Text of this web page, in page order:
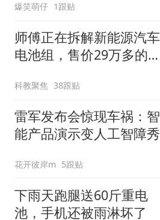
爆笑萌仔 1跟贴
师傅正在拆解新能源汽车
电池组，售价29万多的电
组成
科教聚焦 38跟贴
雷军发布会惊现车祸：智
能产品演示变人工智障秀
花开彼岸m 5跟贴
下雨天跑腿送60斤重电
池，手机还被雨淋坏了